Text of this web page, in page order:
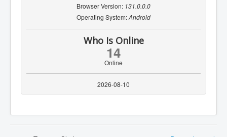
Browser Version: 131.0.0.0
Operating System:Android
Who Is Online
14
Online
2026-08-10